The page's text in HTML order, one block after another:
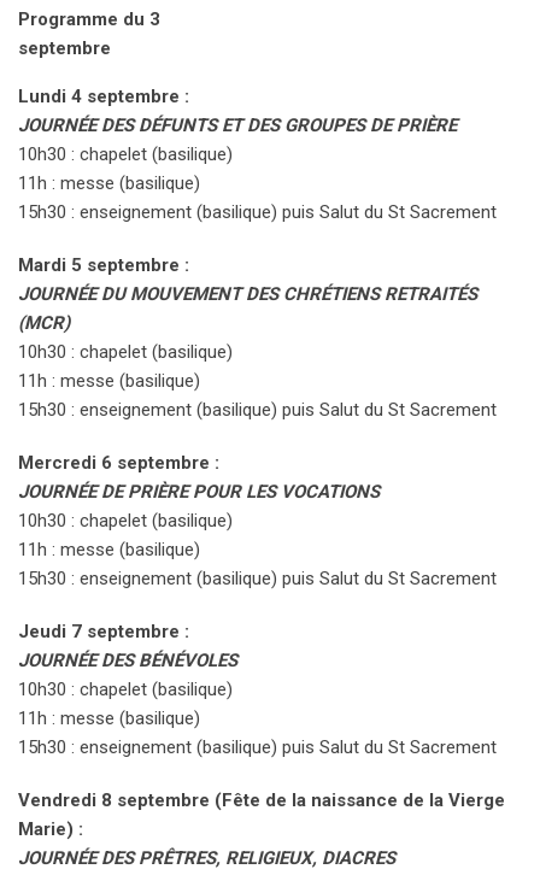
Programme du 3
septembre
Lundi 4 septembre :
JOURNÉE DES DÉFUNTS ET DES GROUPES DE PRIÈRE
10h30 : chapelet (basilique)
11h : messe (basilique)
15h30 : enseignement (basilique) puis Salut du St Sacrement
Mardi 5 septembre :
JOURNÉE DU MOUVEMENT DES CHRÉTIENS RETRAITÉS
(MCR)
10h30 : chapelet (basilique)
11h : messe (basilique)
15h30 : enseignement (basilique) puis Salut du St Sacrement
Mercredi 6 septembre :
JOURNÉE DE PRIÈRE POUR LES VOCATIONS
10h30 : chapelet (basilique)
11h : messe (basilique)
15h30 : enseignement (basilique) puis Salut du St Sacrement
Jeudi 7 septembre :
JOURNÉE DES BÉNÉVOLES
10h30 : chapelet (basilique)
11h : messe (basilique)
15h30 : enseignement (basilique) puis Salut du St Sacrement
Vendredi 8 septembre (Fête de la naissance de la Vierge
Marie) :
JOURNÉE DES PRÊTRES, RELIGIEUX, DIACRES